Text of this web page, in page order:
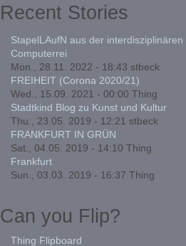
Recent Stories
StapelLAufN aus der interdisziplinären
Computerrei
Mon., 28.11. 2022 - 18:43 stbeck
FREIHEIT (Corona 2020/21)
Wed., 15.09. 2021 - 00:00 Thing
Stadtkind Blog zu Kunst und Kultur
Thu., 23.05. 2019 - 12:21 stbeck
FRANKFURT IN GRÜN
Sat., 04.05. 2019 - 14:10 Thing
Frankfurt
Sun., 03.03. 2019 - 16:37 Thing
Can you Flip?
Thing Flipboard